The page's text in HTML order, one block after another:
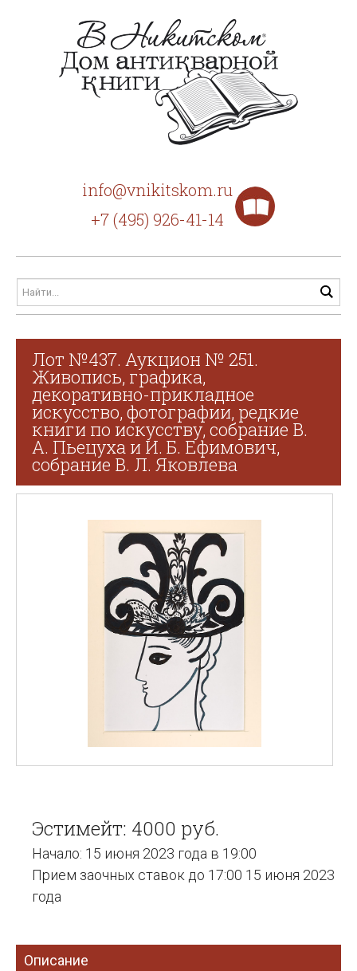
info@vnikitskom.ru
+7 (495) 926-41-14
Лот №437. Аукцион № 251.
Живопись, графика,
декоративно-прикладное
искусство, фотографии, редкие
книги по искусству, собрание В.
А. Пьецуха и И. Б. Ефимович,
собрание В. Л. Яковлева
Эстимейт: 4000 руб.
Начало: 15 июня 2023 года в 19:00
Прием заочных ставок до 17:00 15 июня 2023
года
Описание